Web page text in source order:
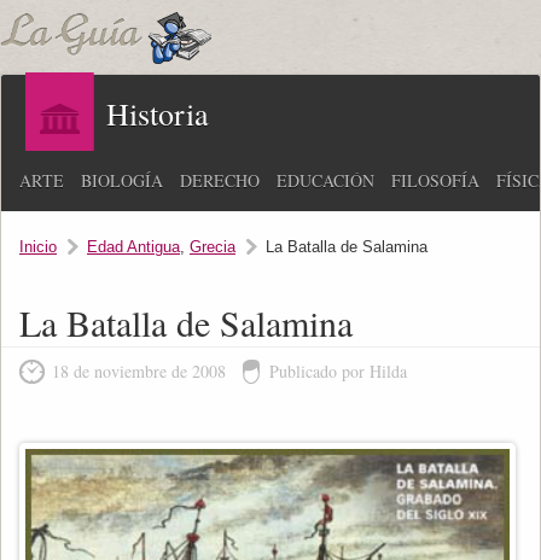
Historia
ARTE BIOLOGÍA DERECHO EDUCACIÓN FILOSOFÍA
Inicio Edad Antigua, Grecia La Batalla de Salamina
La Batalla de Salamina
18 de noviembre de 2008 Publicado por Hilda